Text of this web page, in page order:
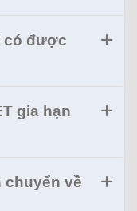
có được
gia hạn
chuyển về